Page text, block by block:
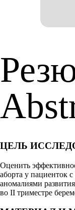
ЦЕЛЬ
Оценить
аборта у пациенток
аномалиями
во II триместре